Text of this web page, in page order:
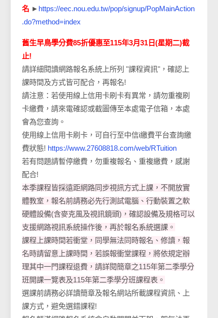
名 ► https://eec.nou.edu.tw/pop/signup/PopMainAction
.do?method=index
舊生早鳥學分費85折優惠至115年3月31日(星期二)截
止!
請詳細閱讀網路報名系統上所列 "課程資訊"，確認上
課時間及方式皆可配合，再報名!
請注意：若使用線上信用卡刷卡有異常，請勿重複刷
卡繳費，請來電確認或截圖傳至本處電子信箱，本處
會為您查詢。
使用線上信用卡刷卡，可自行至中信i繳費平台查詢繳
費狀態! https://www.27608818.com/web/RTuition
若有問題請暫停繳費，勿重複報名、重複繳費，感謝
配合!
本季課程皆採遠距網路同步視訊方式上課，不開放實
體教室，報名前請務必先行測試電腦、行動裝置之軟
硬體設備(含麥克風及視訊鏡頭)，確認設備及規格可以
支援網路視訊系統操作後，再於報名系統選課。
課程上課時間若衝堂，同學無法同時報名、修讀，報
名時請留意上課時間，若誤報衝堂課程，將依規定辦
理其中一門課程退費，請詳閱簡章之115年第二季學分
班開課一覽表及115年第二季學分班課程表。
選課前請務必詳讀簡章及報名網站所載課程資訊、上
課方式，避免選錯課程!